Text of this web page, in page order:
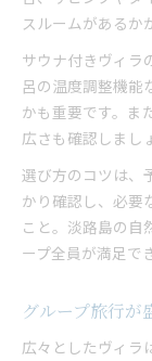
スルームがあるか
サウナ付きヴィラ
呂の温度調整機能
かも重要です。ま
広さも確認しまし
選び方のコツは、
かり確認し、必要
こと。淡路島の自
ープ全員が満足で
グループ旅行が
広々としたヴィラ